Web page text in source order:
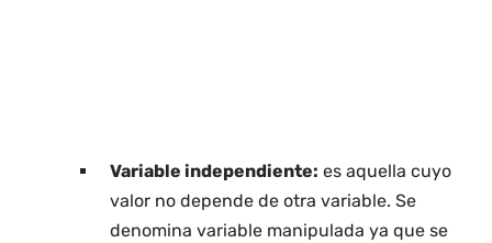
Variable independiente: es aquella cuyo
valor no depende de otra variable. Se
denomina variable manipulada ya que se